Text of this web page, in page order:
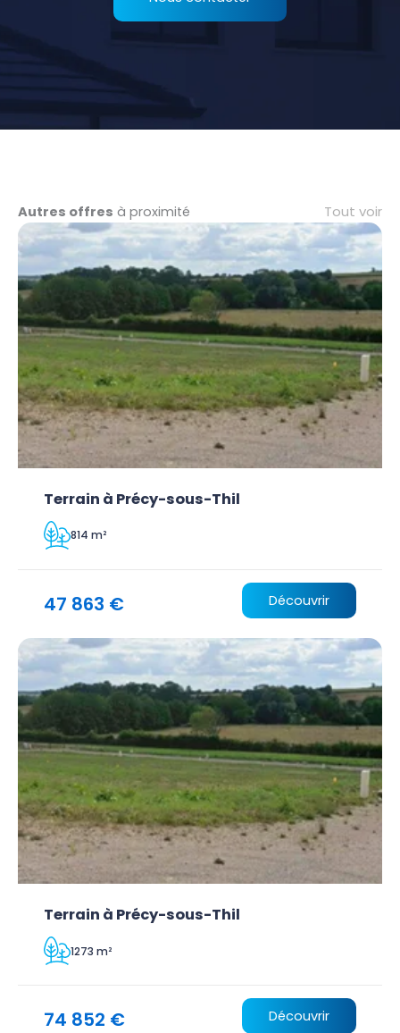
Autres offres à proximité Tout voir
Terrain à Précy-sous-Thil
814 m²
47 863 € Découvrir
Terrain à Précy-sous-Thil
1273 m²
74 852 € Découvrir